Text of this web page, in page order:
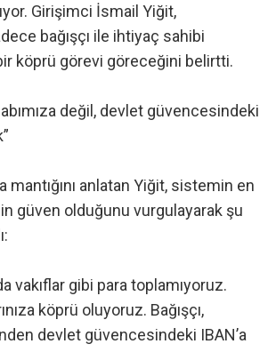
Girişimci İsmail Yiğit,
bağışçı ile ihtiyaç sahibi
köprü görevi göreceğini belirtti.
değil, devlet güvencesindeki
mantığını anlatan Yiğit, sistemin en
güven olduğunu vurgulayarak şu
vakıflar gibi para toplamıyoruz.
köprü oluyoruz. Bağışçı,
devlet güvencesindeki IBAN’a